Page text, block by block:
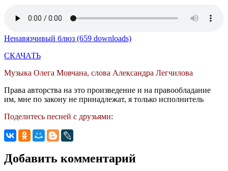
Ненавязчивый блюз (659 downloads)
СКАЧАТЬ
Музыка Олега Мовчана, слова Александра Легчилова
Права авторства на это произведение и на правообладание
им, мне по закону не принадлежат, я только исполнитель
Поделитесь песней с друзьями:
Добавить комментарий